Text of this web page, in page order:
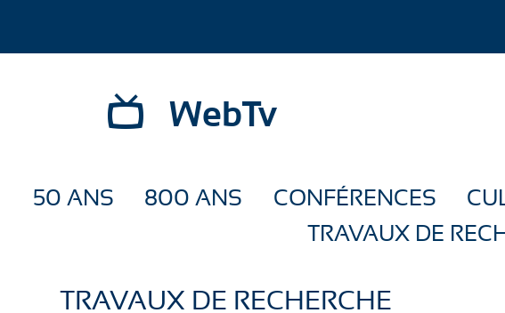
WebTv
50 ANS 800 ANS CONFÉRENCES
TRAVAUX DE
TRAVAUX DE RECHERCHE